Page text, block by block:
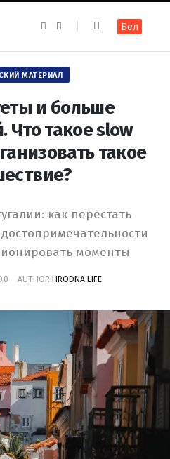
e
o
o
t
g
r
Бел
МАТЕРИАЛ
и больше
Что такое slow
такое
как перестать
моменты
AUTHOR: HRODNA.LIFE